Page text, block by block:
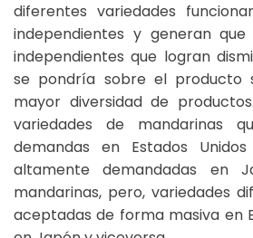
diferentes variedades
independientes y generan
independientes que logran
se pondría sobre el producto
mayor diversidad de
variedades de mandarinas
demandas en Estados
altamente demandadas en
mandarinas, pero, variedades
aceptadas de forma masiva en